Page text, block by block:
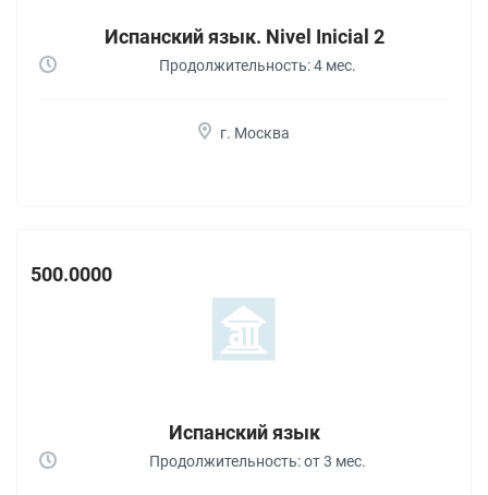
Испанский язык. Nivel Inicial 2
Продолжительность: 4 мес.
г. Москва
500.0000
Испанский язык
Продолжительность: от 3 мес.